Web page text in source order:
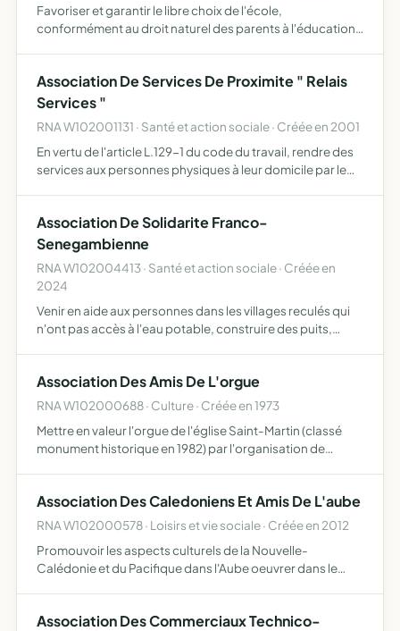
Favoriser et garantir le libre choix de l'école,
conformément au droit naturel des parents à l'éducation
Catholiq…
Association De Services De Proximite " Relais
Services "
RNA W102001131 · Santé et action sociale · Créée en 2001
En vertu de l'article L.129-1 du code du travail, rendre des
services aux personnes physiques à leur domicile par le
Association De Solidarite Franco-
Senegambienne
RNA W102004413 · Santé et action sociale · Créée en
2024
Venir en aide aux personnes dans les villages reculés qui
n'ont pas accès à l'eau potable, construire des puits,
Association Des Amis De L'orgue
RNA W102000688 · Culture · Créée en 1973
Mettre en valeur l'orgue de l'église Saint-Martin (classé
monument historique en 1982) par l'organisation de
Association Des Caledoniens Et Amis De L'aube
RNA W102000578 · Loisirs et vie sociale · Créée en 2012
Promouvoir les aspects culturels de la Nouvelle-
Calédonie et du Pacifique dans l'Aube oeuvrer dans le
Association Des Commerciaux Technico-